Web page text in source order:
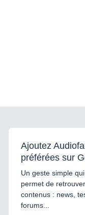
Ajoutez
préférées sur
Un geste simple
permet de
contenus : news,
forums...